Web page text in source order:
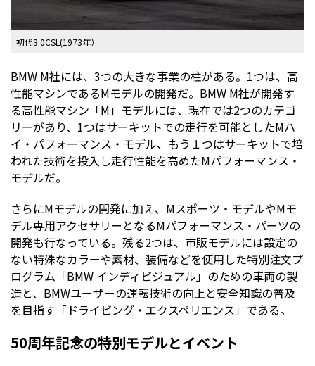
初代3.0CSL(1973年）
BMW M社には、3つの大きな事業の柱がある。1つは、高
性能マシンであるMモデルの開発だ。BMW M社が開発す
る高性能マシン「M」モデルには、現在では2つのカテゴ
リーがあり、1つはサーキットでの走行を可能としたMハ
イ・パフォーマンス・モデル、もう１つはサーキットで培
われた技術を投入し走行性能を高めたMパフォーマンス・
モデルだ。
さらにMモデルの開発に加え、Mスポーツ・モデルやMモ
デル専用アクセサリーとなるMパフォーマンス・パーツの
開発も行なっている。残る2つは、市販モデルには設定の
ない特殊なカラーや素材、装備などを使用した特別注文プ
ログラム「BMW インディビジュアル」のための車両の製
造と、BMWユーザーの運転技術の向上と安全知識の普及
を目指す「ドライビング・エクスペリエンス」である。
50周年記念の特別モデルとイベント